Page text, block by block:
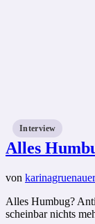
Interview
Alles
von
Alles Humbug?
scheinbar nichts